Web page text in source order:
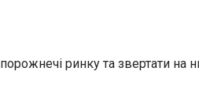
ринку та звертати